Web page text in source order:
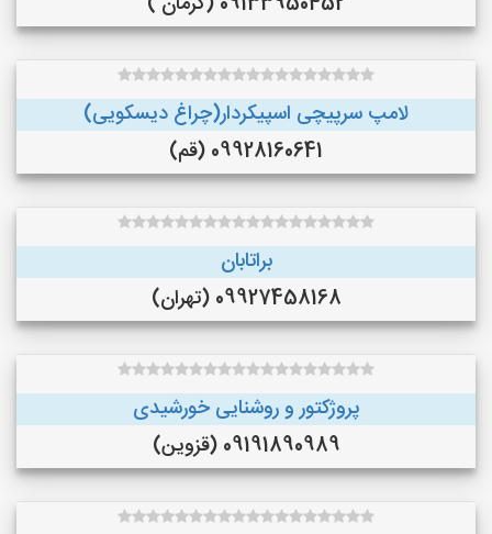
لامپ سرپیچی اسپیکردار(چراغ دیسکویی)
09928160641 (قم)
براتابان
09927458168 (تهران)
پروژکتور و روشنایی خورشیدی
09191890989 (قزوین)